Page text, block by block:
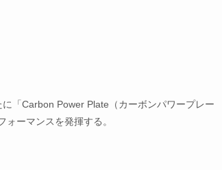
「Carbon Power Plate（カーボンパワープレー
ーマンスを発揮する。